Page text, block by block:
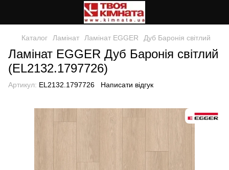
Каталог Ламінат Ламінат EGGER Дуб Баронія світлий
Ламінат EGGER Дуб Баронія світлий
(EL2132.1797726)
Артикул: EL2132.1797726 Написати відгук